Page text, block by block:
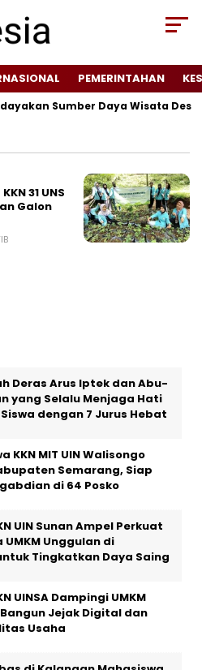
PEMERINTAHAN
Sumber Daya Wisata Desa
31 UNS
Galon
Deras Arus Iptek dan Abu-
yang Selalu Menjaga Hati
dengan 7 Jurus Hebat
KKN MIT UIN Walisongo
Semarang, Siap
di 64 Posko
UIN Sunan Ampel Perkuat
Unggulan di
Tingkatkan Daya Saing
UINSA Dampingi UMKM
Jejak Digital dan
Usaha